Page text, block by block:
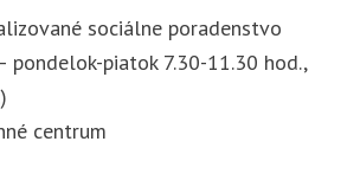
sociálne poradenstvo
pondelok-piatok 7.30-11.30 hod.,
centrum